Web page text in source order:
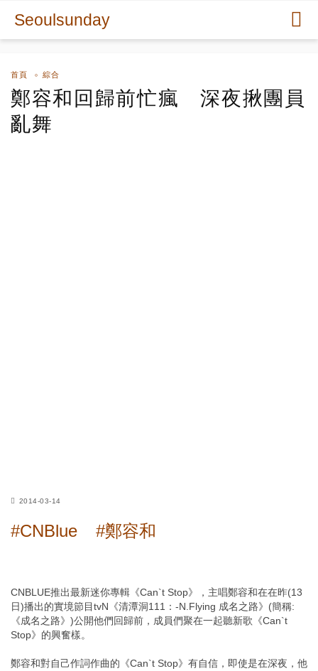
Seoulsunday
首頁 綜合
鄭容和回歸前忙瘋 深夜揪團員
亂舞
2014-03-14
#CNBlue #鄭容和
CNBLUE推出最新迷你專輯《Can`t Stop》，主唱鄭容和在在昨(13
日)播出的實境節目tvN《清潭洞111：-N.Flying 成名之路》(簡稱:
《成名之路》)公開他們回歸前，成員們聚在一起聽新歌《Can`t
Stop》的興奮樣。
鄭容和對自己作詞作曲的《Can`t Stop》有自信，即使是在深夜，他